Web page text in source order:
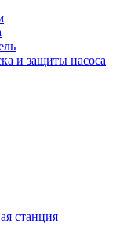
и защиты насоса
станция